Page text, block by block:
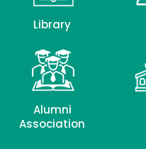
Library
Alumni
Association